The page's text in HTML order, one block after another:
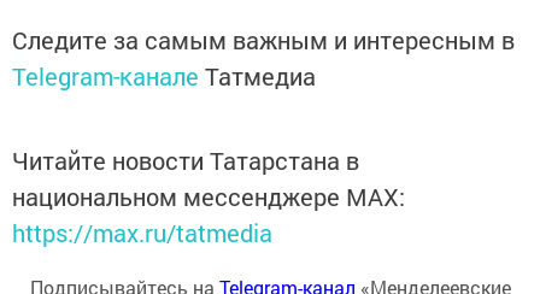
Следите за самым важным и интересным в
Telegram-канале Татмедиа
Читайте новости Татарстана в
национальном мессенджере MАХ:
https://max.ru/tatmedia
Подписывайтесь на Telegram-канал «Менделеевские